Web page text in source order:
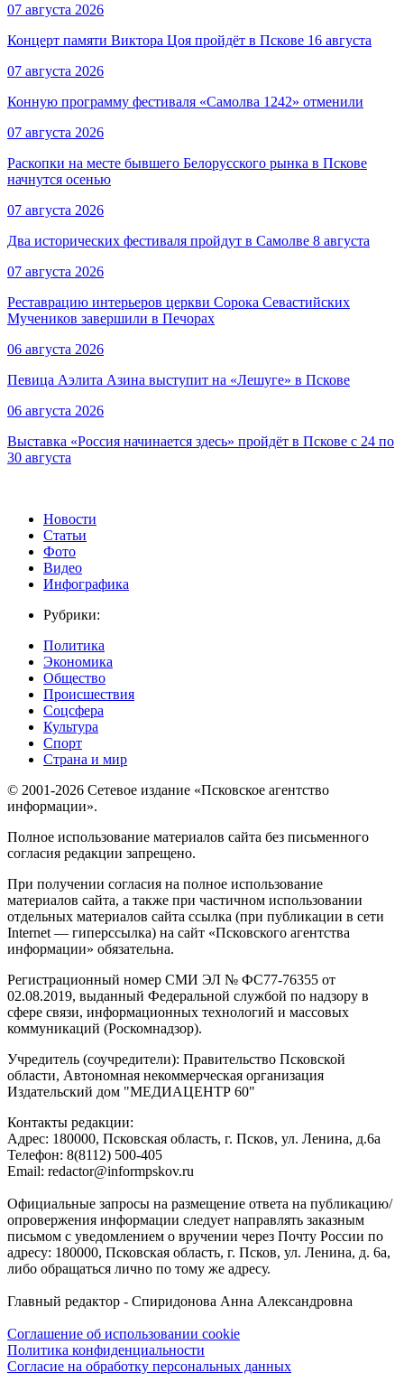
07 августа 2026
Концерт памяти Виктора Цоя пройдёт в Пскове 16 августа
07 августа 2026
Конную программу фестиваля «Самолва 1242» отменили
07 августа 2026
Раскопки на месте бывшего Белорусского рынка в Пскове
начнутся осенью
07 августа 2026
Два исторических фестиваля пройдут в Самолве 8 августа
07 августа 2026
Реставрацию интерьеров церкви Сорока Севастийских
Мучеников завершили в Печорах
06 августа 2026
Певица Аэлита Азина выступит на «Лешуге» в Пскове
06 августа 2026
Выставка «Россия начинается здесь» пройдёт в Пскове с 24 по
30 августа
Новости
Статьи
Фото
Видео
Инфографика
Рубрики:
Политика
Экономика
Общество
Происшествия
Соцсфера
Культура
Спорт
Страна и мир
© 2001-2026 Сетевое издание «Псковское агентство
информации».
Полное использование материалов сайта без письменного
согласия редакции запрещено.
При получении согласия на полное использование
материалов сайта, а также при частичном использовании
отдельных материалов сайта ссылка (при публикации в сети
Internet — гиперссылка) на сайт «Псковского агентства
информации» обязательна.
Регистрационный номер СМИ ЭЛ № ФС77-76355 от
02.08.2019, выданный Федеральной службой по надзору в
сфере связи, информационных технологий и массовых
коммуникаций (Роскомнадзор).
Учредитель (соучредители): Правительство Псковской
области, Автономная некоммерческая организация
Издательский дом "МЕДИАЦЕНТР 60"
Контакты редакции:
Адреc: 180000, Псковская область, г. Псков, ул. Ленина, д.6а
Телефон: 8(8112) 500-405
Email: redactor@informpskov.ru
Официальные запросы на размещение ответа на публикацию/
опровержения информации следует направлять заказным
письмом с уведомлением о вручении через Почту России по
адресу: 180000, Псковская область, г. Псков, ул. Ленина, д. 6а,
либо обращаться лично по тому же адресу.
Главный редактор - Спиридонова Анна Александровна
Соглашение об использовании cookie
Политика конфиденциальности
Согласие на обработку персональных данных